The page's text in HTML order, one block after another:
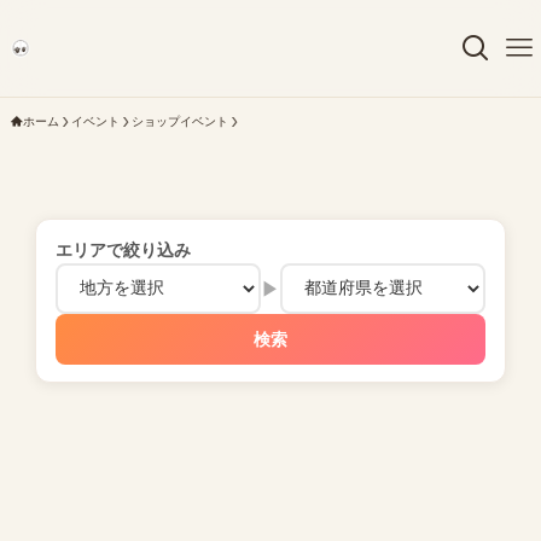
ホーム イベント ショップイベント
エリアで絞り込み
▶
検索